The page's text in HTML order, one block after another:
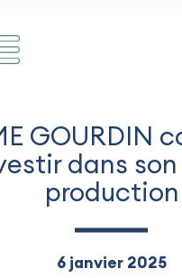
GOURDIN
dans
production
6 janvier 2025